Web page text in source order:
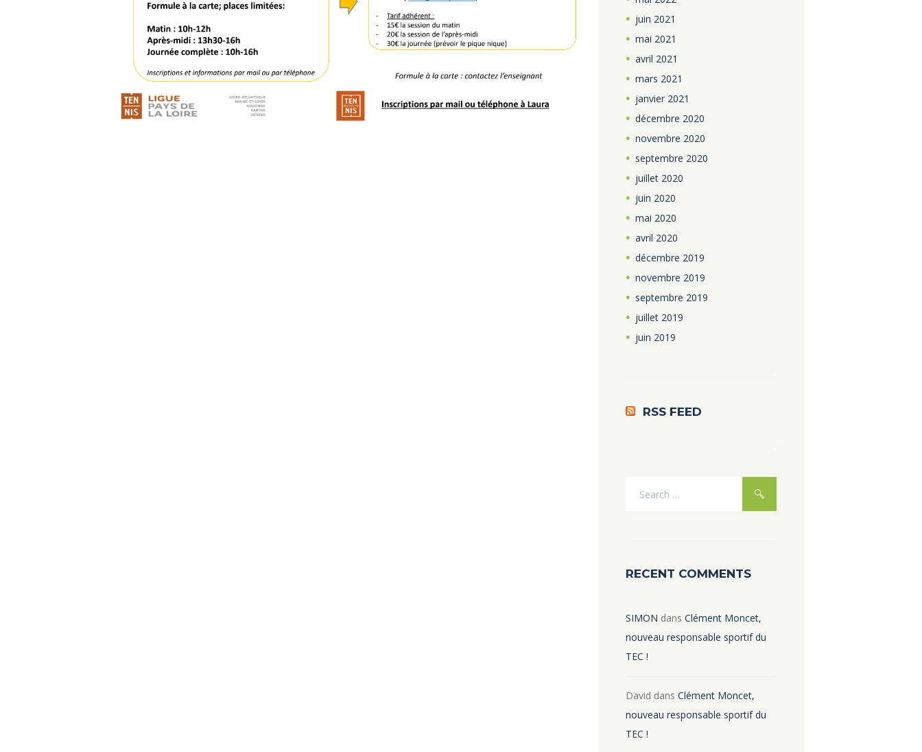
juin 2021
mai 2021
avril 2021
mars 2021
janvier 2021
décembre 2020
novembre 2020
septembre 2020
juillet 2020
juin 2020
mai 2020
avril 2020
décembre 2019
novembre 2019
septembre 2019
juillet 2019
juin 2019
RSS FEED
RECENT COMMENTS
SIMON dans Clément Moncet,
nouveau responsable sportif du
TEC !
David dans Clément Moncet,
nouveau responsable sportif du
TEC !